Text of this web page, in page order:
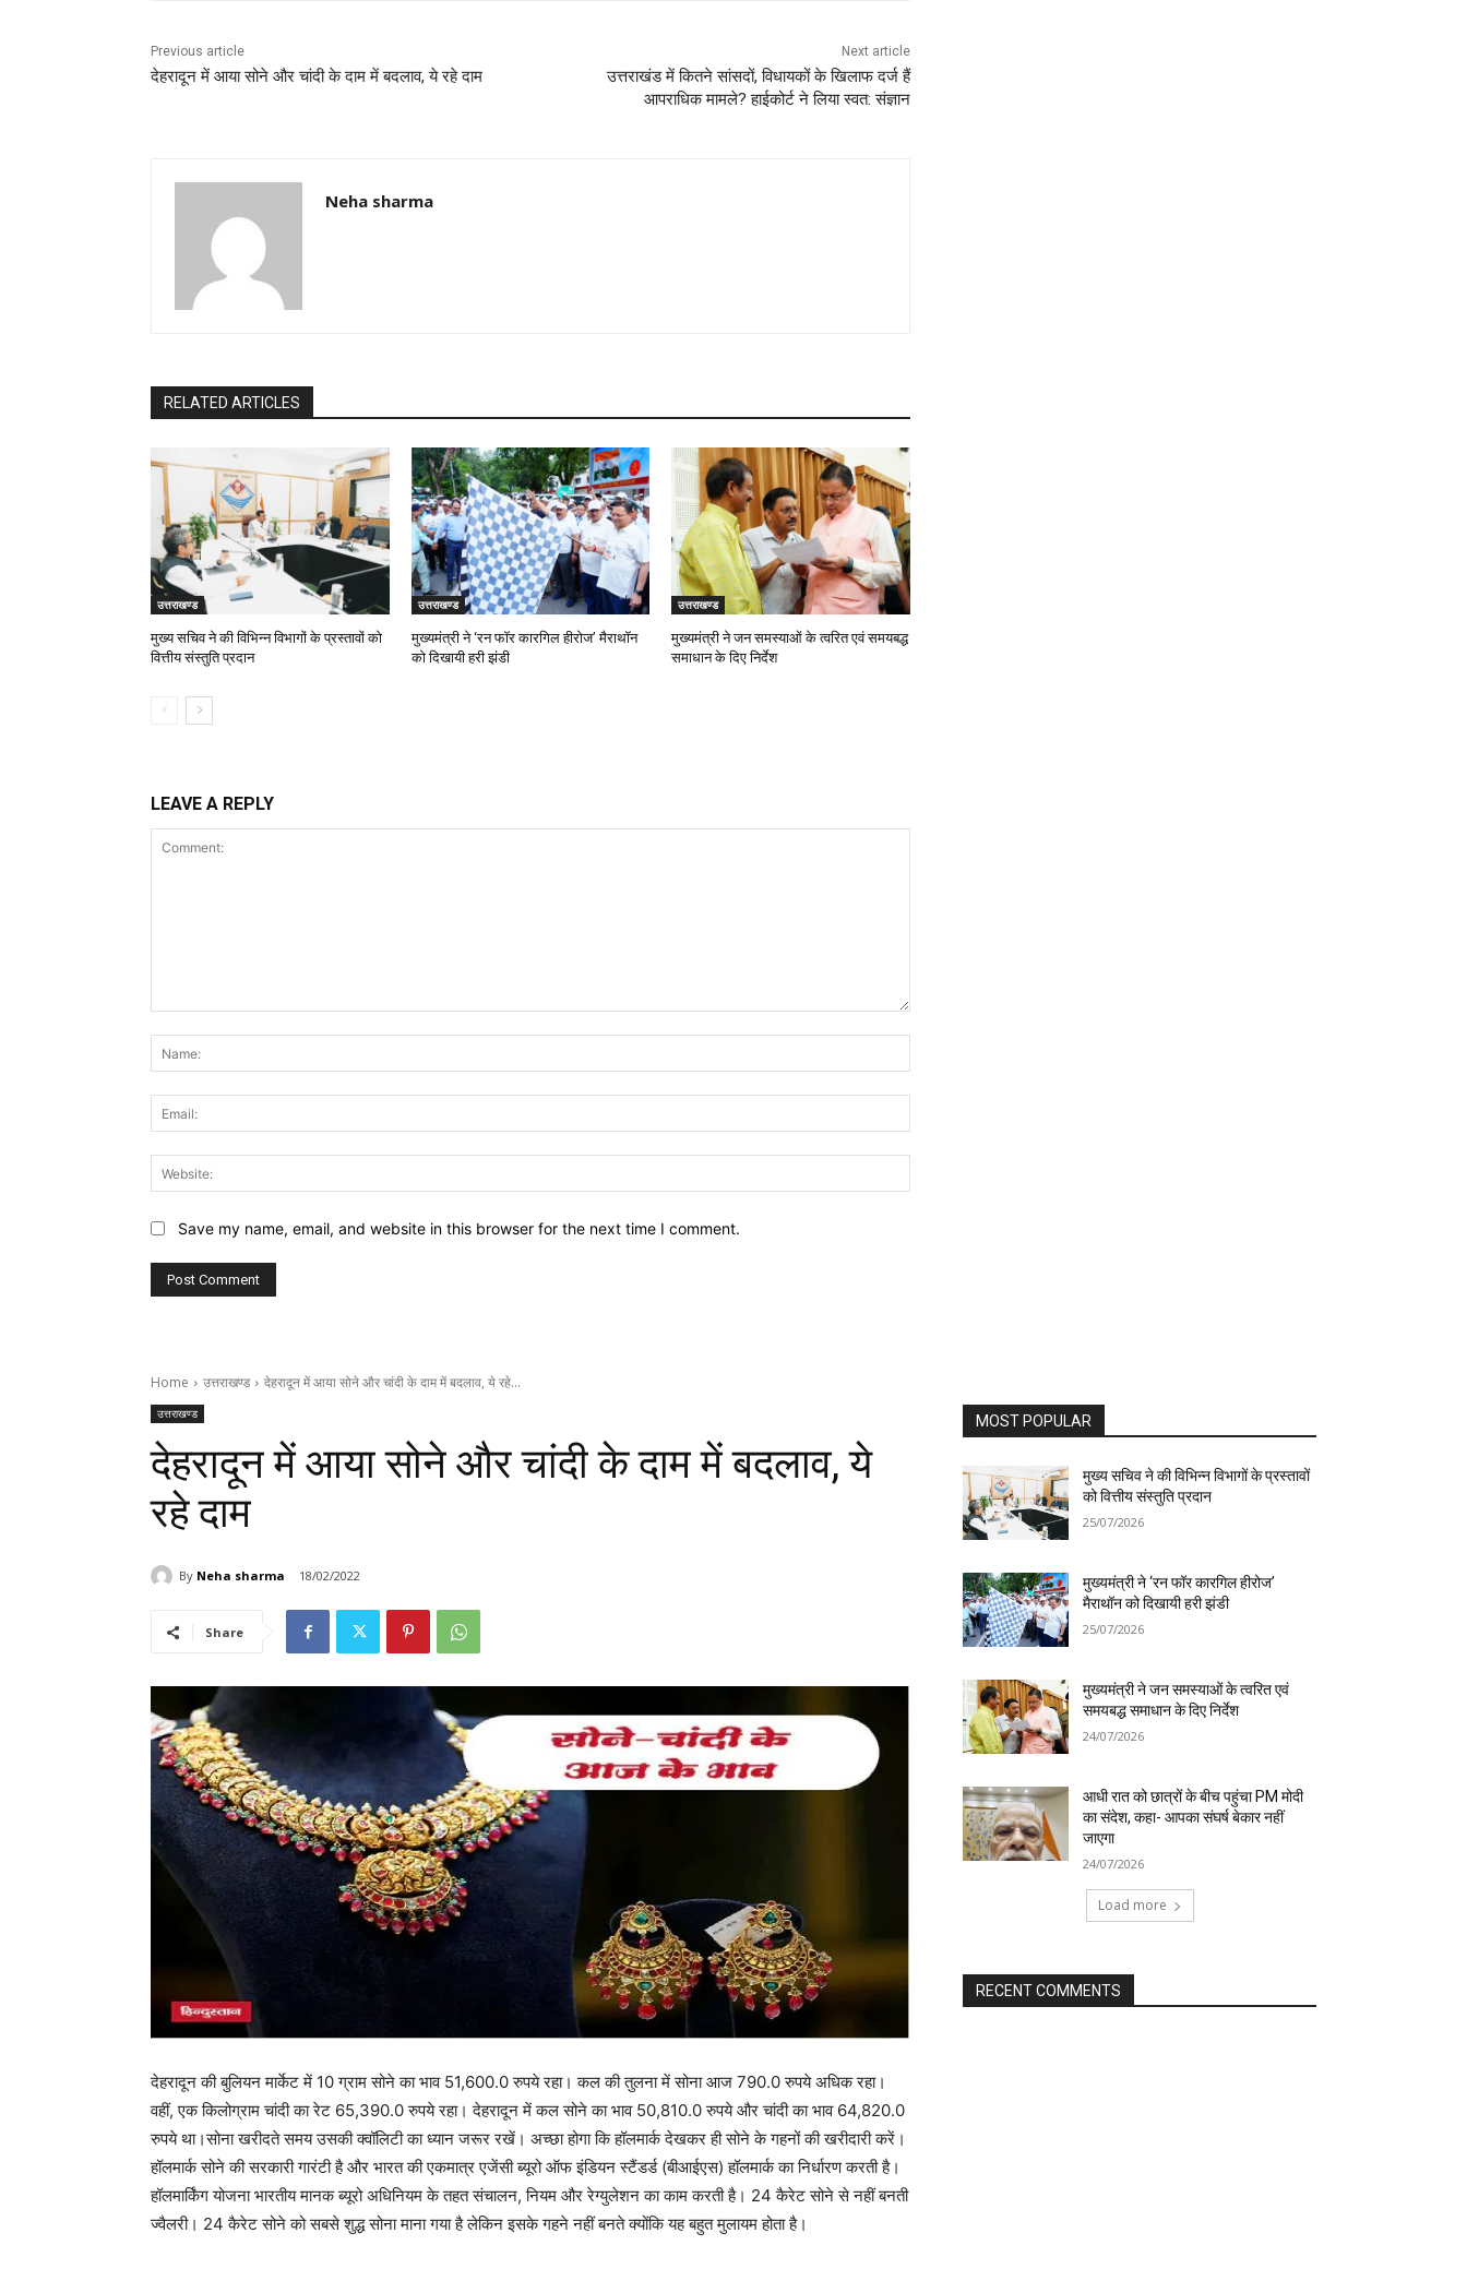
k
Previous article
देहरादून में आया सोने और चांदी के दाम में बदलाव, ये रहे दाम
Next article
उत्तराखंड में कितने सांसदों, विधायकों के खिलाफ दर्ज हैं
आपराधिक मामले? हाईकोर्ट ने लिया स्वत: संज्ञान
Neha sharma
RELATED ARTICLES
उत्तराखण्ड
मुख्य सचिव ने की विभिन्न विभागों के प्रस्तावों को
वित्तीय संस्तुति प्रदान
उत्तराखण्ड
मुख्यमंत्री ने ‘रन फॉर कारगिल हीरोज’ मैराथॉन
को दिखायी हरी झंडी
उत्तराखण्ड
मुख्यमंत्री ने जन समस्याओं के त्वरित एवं समयबद्ध
समाधान के दिए निर्देश
LEAVE A REPLY
Save my name, email, and website in this browser for the next time I comment.